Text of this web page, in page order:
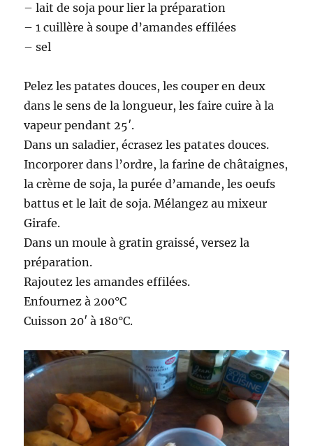
– lait de soja pour lier la préparation
– 1 cuillère à soupe d’amandes effilées
– sel
Pelez les patates douces, les couper en deux
dans le sens de la longueur, les faire cuire à la
vapeur pendant 25′.
Dans un saladier, écrasez les patates douces.
Incorporer dans l’ordre, la farine de châtaignes,
la crème de soja, la purée d’amande, les oeufs
battus et le lait de soja. Mélangez au mixeur
Girafe.
Dans un moule à gratin graissé, versez la
préparation.
Rajoutez les amandes effilées.
Enfournez à 200°C
Cuisson 20′ à 180°C.